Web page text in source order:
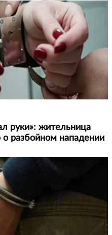
руки»: жительница
разбойном нападении